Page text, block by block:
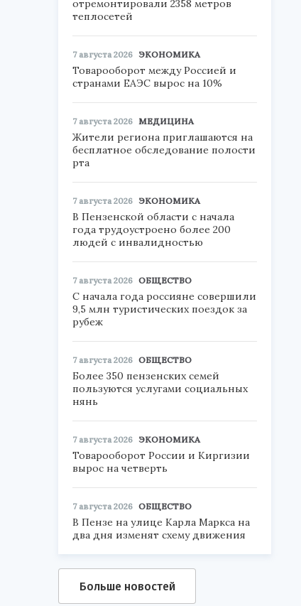
отремонтировали 2358 метров
теплосетей
7 августа 2026 ЭКОНОМИКА
Товарооборот между Россией и
странами ЕАЭС вырос на 10%
7 августа 2026 МЕДИЦИНА
Жители региона приглашаются на
бесплатное обследование полости
рта
7 августа 2026 ЭКОНОМИКА
В Пензенской области с начала
года трудоустроено более 200
людей с инвалидностью
7 августа 2026 ОБЩЕСТВО
С начала года россияне совершили
9,5 млн туристических поездок за
рубеж
7 августа 2026 ОБЩЕСТВО
Более 350 пензенских семей
пользуются услугами социальных
нянь
7 августа 2026 ЭКОНОМИКА
Товарооборот России и Киргизии
вырос на четверть
7 августа 2026 ОБЩЕСТВО
В Пензе на улице Карла Маркса на
два дня изменят схему движения
Больше новостей